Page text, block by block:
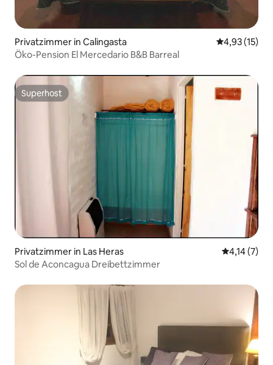
Privatzimmer in Calingasta
4,93 (15)
Öko-Pension El Mercedario B&B Barreal
Superhost
Superhost
Privatzimmer in Las Heras
4,14 (7)
Sol de Aconcagua Dreibettzimmer